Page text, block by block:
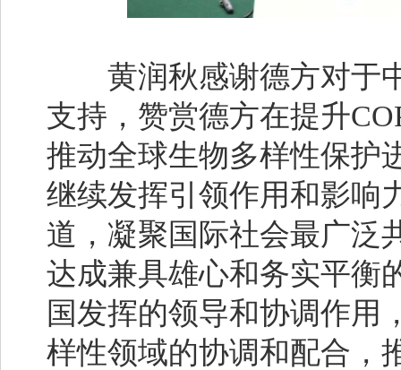
黄润秋感谢德方对于中
支持，赞赏德方在提升
推动全球生物多样性保护
继续发挥引领作用和影响
道，凝聚国际社会最广泛
达成兼具雄心和务实平衡
国发挥的领导和协调作用
样性领域的协调和配合，